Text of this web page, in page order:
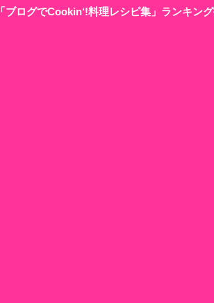
「ブログでCookin‘!料理レシピ集」ランキン